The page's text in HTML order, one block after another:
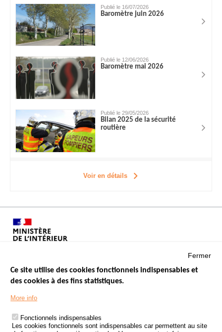
Publié le 16/07/2026
Baromètre juin 2026
Publié le 12/06/2026
Baromètre mai 2026
Publié le 29/05/2026
Bilan 2025 de la sécurité
routière
Voir en détails
Menu
Footer
LES SITES PUBLICS
ÉTAT DE L’INSÉCURITÉ ROUTIÈRE
TRAITEMENT DES DONNÉES PERSONNELLES DES ACCIDENTS DE
Fermer
Ce site utilise des cookies fonctionnels indispensables et
des cookies à des fins statistiques.
More info
Fonctionnels indispensables
Les cookies fonctionnels sont indispensables car permettent au site